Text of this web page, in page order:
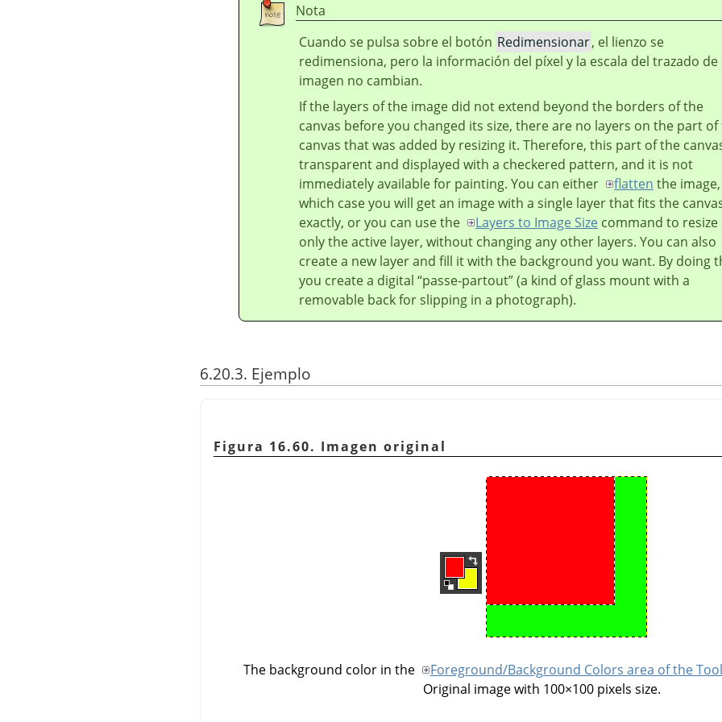
Nota
Cuando se pulsa sobre el botón Redimensionar, el lienzo se
redimensiona, pero la información del píxel y la escala del trazado de
imagen no cambian.
If the layers of the image did not extend beyond the borders of the
canvas before you changed its size, there are no layers on the part of
canvas that was added by resizing it. Therefore, this part of the
transparent and displayed with a checkered pattern, and it is not
immediately available for painting. You can either
flatten the
which case you will get an image with a single layer that fits the
exactly, or you can use the
Layers to Image Size command to resize
only the active layer, without changing any other layers. You can also
create a new layer and fill it with the background you want. By doing
you create a digital “passe-partout”(a kind of glass mount with a
removable back for slipping in a photograph).
6.20.3. Ejemplo
Figura 16.60. Imagen original
The background color in the Foreground/Background Colors area of the
Original image with 100×100 pixels size.